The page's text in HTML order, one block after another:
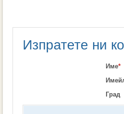
Изпратете ни
Име*
Град